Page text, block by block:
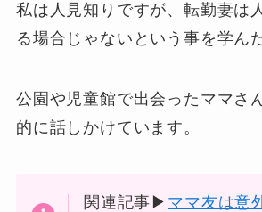
私は人見知りですが、転勤妻は
る場合じゃないという事を学ん
公園や児童館で出会ったママさ
的に話しかけています。
関連記事▶ ママ友は意